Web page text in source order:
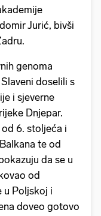
Jurić, bivši
genoma
doselili s
i sjeverne
Dnjepar.
6. stoljeća i
te od
da se u
od
u Poljskoj i
doveo gotovo